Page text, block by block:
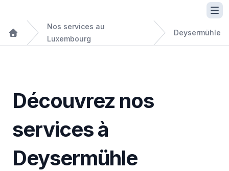
Nos services au
Luxembourg
Deysermühle
Découvrez nos
services à
Deysermühle